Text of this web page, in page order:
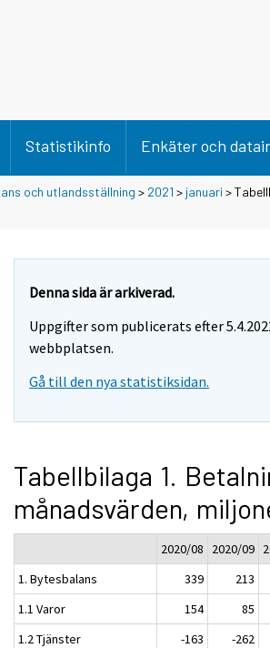
Statistikinfo Enkäter och
och utlandsställning > 2021 > januari >
Denna sida är arkiverad.
Uppgifter som publicerats efter
webbplatsen.
Gå till den nya statistiksidan.
Tabellbilaga 1.
månadsvärden,
2020/08 2020/09
1. Bytesbalans
339 213
1.1 Varor
154 85
1.2 Tjänster
-163 -262